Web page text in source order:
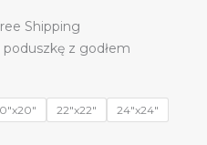
Shipping
z godłem
22"x22"
24"x24"